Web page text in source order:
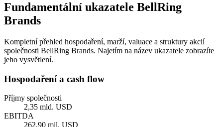
Fundamentální ukazatele BellRing
Brands
Kompletní přehled hospodaření, marží, valuace a struktury akcií
společnosti BellRing Brands. Najetím na název ukazatele zobrazíte
jeho vysvětlení.
Hospodaření a cash flow
Příjmy společnosti
2,35 mld. USD
EBITDA
262,90 mil. USD